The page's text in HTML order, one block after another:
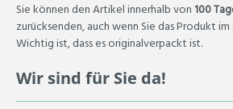
Sie können den Artikel innerhalb von100
zurücksenden, auch wenn Sie das Produkt
Wichtig ist, dass es originalverpackt ist.
Wir sind für Sie da!